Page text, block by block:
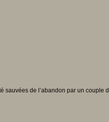
de l’abandon par un